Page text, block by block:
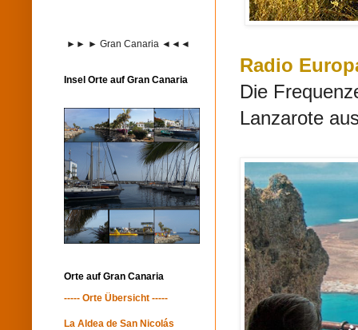
Radio
Die
Lanzarote
►► ► Gran Canaria ◄◄◄
Insel Orte auf Gran Canaria
Orte auf Gran Canaria
----- Orte Übersicht -----
La Aldea de San Nicolás